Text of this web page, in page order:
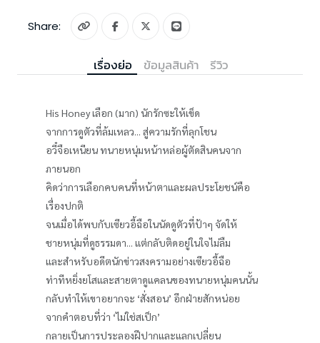
Share:
เรื่องย่อ ข้อมูลสินค้า รีวิว
His Honey เลือก (มาก) นักรักซะให้เข็ด
จากการดูตัวที่ล้มเหลว... สู่ความรักที่ลุกโชน
อวี๋จือเหนียน ทนายหนุ่มหน้าหล่อผู้ตัดสินคนจาก
ภายนอก
คิดว่าการเลือกคบคนที่หน้าตาและผลประโยชน์คือ
เรื่องปกติ
จนเมื่อได้พบกับเซียวอี้ฉือในนัดดูตัวที่ป้าๆ จัดให้
ชายหนุ่มที่ดูธรรมดา... แต่กลับติดอยู่ในใจไม่ลืม
และสำหรับอดีตนักข่าวสงครามอย่างเซียวอี้ฉือ
ท่าทีหยิ่งยโสและสายตาดูแคลนของทนายหนุ่มคนนั้น
กลับทำให้เขาอยากจะ ‘สั่งสอน’ อีกฝ่ายสักหน่อย
จากคำตอบที่ว่า ‘ไม่ใช่สเป็ก’
กลายเป็นการประลองฝีปากและแลกเปลี่ยน